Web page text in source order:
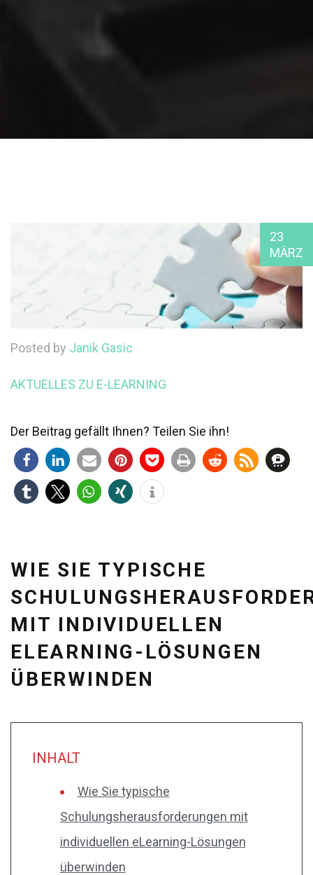
23
MÄRZ
Posted by Janik Gasic
AKTUELLES ZU E-LEARNING
Der Beitrag gefällt Ihnen? Teilen Sie ihn!
WIE SIE TYPISCHE
MIT INDIVIDUELLEN
ELEARNING-LÖSUNGEN
ÜBERWINDEN
INHALT
Wie Sie typische
Schulungsherausforderungen mit
individuellen eLearning-Lösungen
überwinden